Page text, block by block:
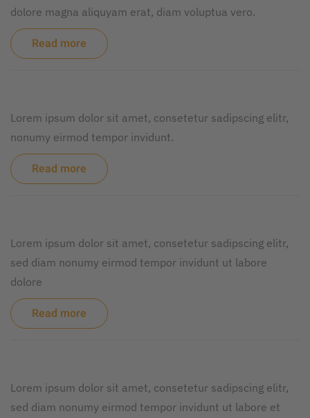
dolore magna aliquyam erat, diam voluptua vero.
Read more
Lorem ipsum dolor sit amet, consetetur sadipscing elitr,
nonumy eirmod tempor invidunt.
Read more
Lorem ipsum dolor sit amet, consetetur sadipscing elitr,
sed diam nonumy eirmod tempor invidunt ut labore
dolore
Read more
Lorem ipsum dolor sit amet, consetetur sadipscing elitr,
sed diam nonumy eirmod tempor invidunt ut labore et